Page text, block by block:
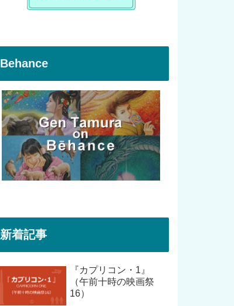
Behance
新着記事
『カプリコン・1』
（午前十時の映画祭
16）